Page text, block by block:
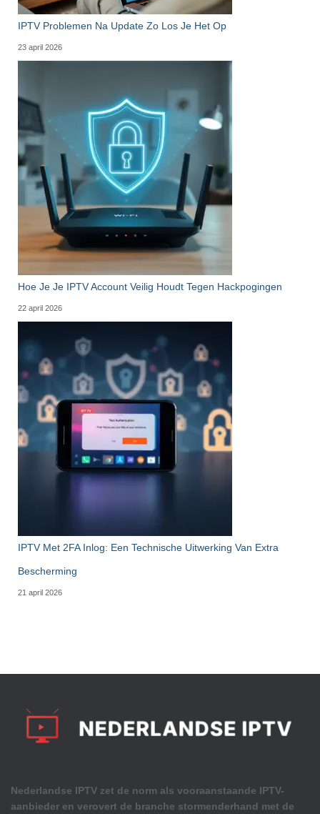
IPTV Problemen Na Update Zo Los Je Het Op
23 april 2026
Hoe Je Je IPTV Account Veilig Houdt Tegen Hackpogingen
22 april 2026
IPTV Met 2FA Inlog: Een Technische Uitwerking Van Extra
Bescherming
21 april 2026
Nederlandse IPTV zet de norm als vooraanstaande IPTV-
aanbieder en verovert de branche stormenderhand met de